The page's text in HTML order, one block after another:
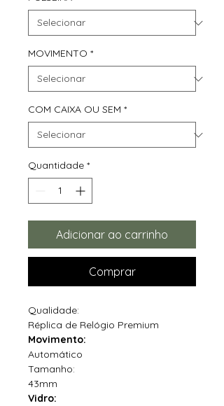
MOVIMENTO *
COM CAIXA OU SEM *
Quantidade *
Adicionar ao carrinho
Comprar
Qualidade:
Réplica de Relógio Premium
Movimento:
Automático
Tamanho:
43mm
Vidro: